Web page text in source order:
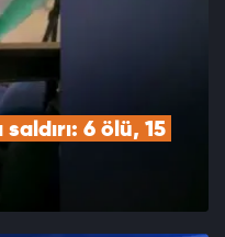
6 ölü, 15